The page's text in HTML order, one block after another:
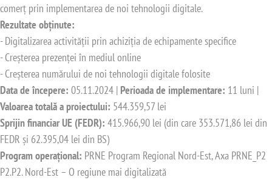
comerț prin implementarea de noi tehnologii digitale.
Rezultate obținute:
- Digitalizarea activității prin achiziția de echipamente specifice
- Creșterea prezenței în mediul online
- Creșterea numărului de noi tehnologii digitale folosite
Data de începere: 05.11.2024 | Perioada de implementare: 11 luni |
Valoarea totală a proiectului: 544.359,57 lei
Sprijin financiar UE (FEDR): 415.966,90 lei (din care 353.571,86 lei din
FEDR și 62.395,04 lei din BS)
Program operațional: PRNE Program Regional Nord-Est, Axa PRNE_P2
P2.P2. Nord-Est – O regiune mai digitalizată